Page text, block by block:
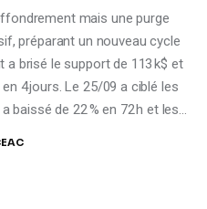
mais une purge
préparant un nouveau cycle
a brisé le support de 113 k$ et
4 jours. Le 25/09 a ciblé les
baissé de 22 % en 72 h et les…